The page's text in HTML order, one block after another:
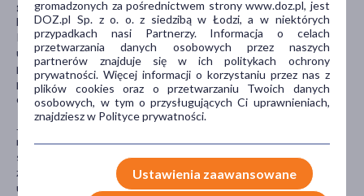
gardła lub inne infekcje, które mogą być skutkiem małej liczby
białych krwinek. Może to wymagać przerwania terapii lekiem
Ketilept i (lub) zastosowania odpowiedniego leczenia; zaparcia z
utrzymującym się bólem brzucha lub zaparcia, które nie ustępują
pomimo zastosowanego leczenia. Może to doprowadzić to
poważnej niedrożności jelit; myśli samobójcze lub nasilenie się
depresji.
Jeśli wystąpią myśli o zrobieniu sobie krzywdy lub zabiciu się,
należy natychmiast skontaktować się z lekarzem lub zgłosić się do
szpitala. Pomocne może być poinformowanie krewnego lub
znajomego o swej depresji i poproszenie ich o zapoznanie się z
ulotką leku.
gromadzonych za pośrednictwem strony www.doz.pl, jest
DOZ.pl Sp. z o. o. z siedzibą w Łodzi, a w niektórych
przypadkach nasi Partnerzy. Informacja o celach
przetwarzania danych osobowych przez naszych
partnerów znajduje się w ich politykach ochrony
prywatności. Więcej informacji o korzystaniu przez nas z
plików cookies oraz o przetwarzaniu Twoich danych
osobowych, w tym o przysługujących Ci uprawnieniach,
znajdziesz w Polityce prywatności.
Ustawienia zaawansowane